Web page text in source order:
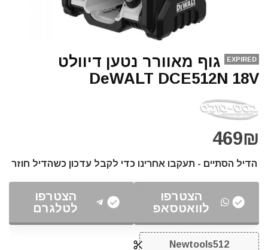
EXPIRED
גוף מאוורר נטען דיוולט
DeWALT DCE512N 18V
469₪
הדיל הסתיים - תעקבו אחרינו כדי לקבל עדכון כשהדיל חוזר
הצטרפו
לוואטסאפ
הצטרפו
לטלגרם
Newtools512